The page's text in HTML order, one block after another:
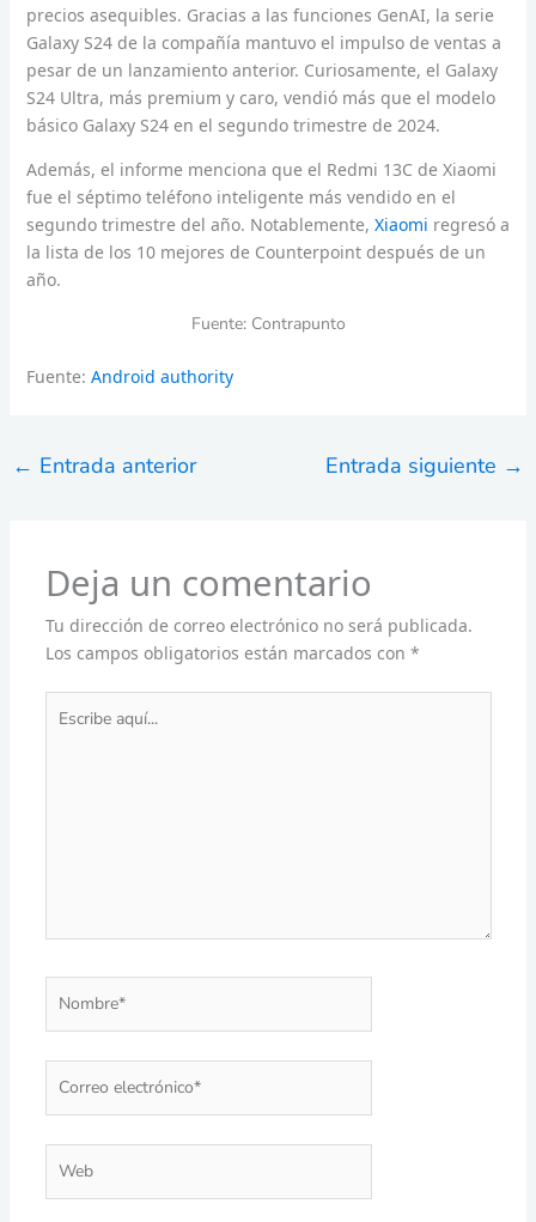
precios asequibles. Gracias a las funciones GenAI, la serie
Galaxy S24 de la compañía mantuvo el impulso de ventas a
pesar de un lanzamiento anterior. Curiosamente, el Galaxy
S24 Ultra, más premium y caro, vendió más que el modelo
básico Galaxy S24 en el segundo trimestre de 2024.
Además, el informe menciona que el Redmi 13C de Xiaomi
fue el séptimo teléfono inteligente más vendido en el
segundo trimestre del año. Notablemente, Xiaomi regresó a
la lista de los 10 mejores de Counterpoint después de un
año.
Fuente: Contrapunto
Fuente: Android authority
← Entrada anterior Entrada siguiente →
Deja un comentario
Tu dirección de correo electrónico no será publicada.
Los campos obligatorios están marcados con *
aquí...
electrónico*